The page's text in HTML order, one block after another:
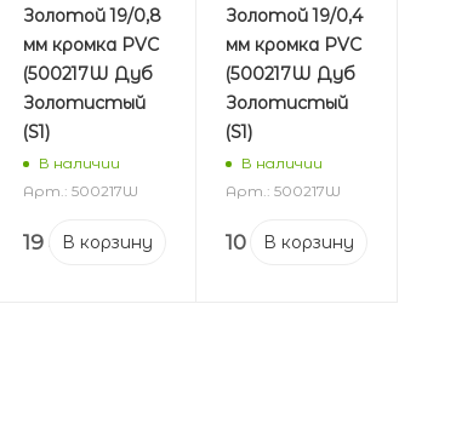
Золотой 19/0,8
мм кромка PVC
(500217W Дуб
Золотистый
(S1)
В наличии
Арт.: 500217W
19₽ В корзину
Золотой 19/0,4
мм кромка PVC
(500217W Дуб
Золотистый
(S1)
В наличии
Арт.: 500217W
10₽В корзину